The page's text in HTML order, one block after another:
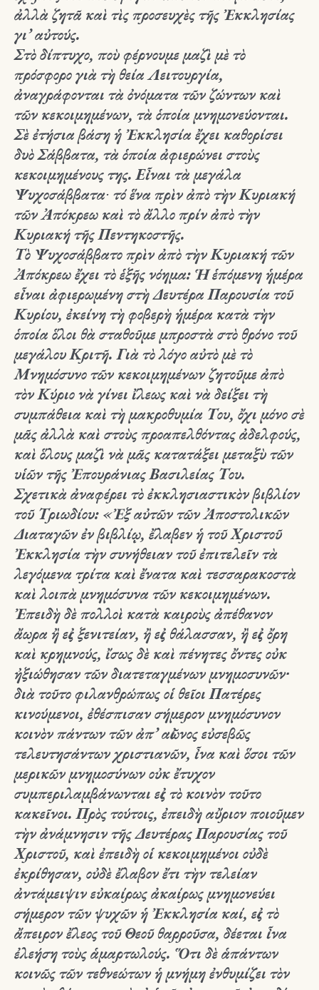
ἀλλὰ ζητᾶ καὶ τὶς προσευχὲς τῆς Ἐκκλησίας
γι’ αὐτούς.
Στὸ δίπτυχο, ποὺ φέρνουμε μαζὶ μὲ τὸ
πρόσφορο γιὰ τὴ θεία Λειτουργία,
ἀναγράφονται τὰ ὀνόματα τῶν ζώντων καὶ
τῶν κεκοιμημένων, τὰ ὁποία μνημονεύονται.
Σὲ ἐτήσια βάση ἡ Ἐκκλησία ἔχει καθορίσει
δυὸ Σάββατα, τὰ ὁποία ἀφιερώνει στοὺς
κεκοιμημένους της. Εἶναι τὰ μεγάλα
Ψυχοσάββατα∙ τό ἕνα πρὶν ἀπὸ τὴν Κυριακή
τῶν Ἀπόκρεω καὶ τὸ ἄλλο πρίν ἀπὸ τὴν
Κυριακή τῆς Πεντηκοστῆς.
Τὸ Ψυχοσάββατο πρὶν ἀπὸ τὴν Κυριακή τῶν
Ἀπόκρεω ἔχει τὸ ἑξῆς νόημα: Ἡ ἑπόμενη ἡμέρα
εἶναι ἀφιερωμένη στὴ Δευτέρα Παρουσία τοῦ
Κυρίου, ἐκείνη τὴ φοβερὴ ἡμέρα κατὰ τὴν
ὁποία ὅλοι θὰ σταθοῦμε μπροστὰ στὸ θρόνο τοῦ
μεγάλου Κριτῆ. Γιὰ τὸ λόγο αὐτὸ μὲ τὸ
Μνημόσυνο τῶν κεκοιμημένων ζητοῦμε ἀπὸ
τὸν Κύριο νὰ γίνει ἴλεως καὶ νὰ δείξει τὴ
συμπάθεια καὶ τὴ μακροθυμία Του, ὄχι μόνο σὲ
μᾶς ἀλλὰ καὶ στοὺς προαπελθόντας ἀδελφούς,
καὶ ὅλους μαζὶ νὰ μᾶς κατατάξει μεταξὺ τῶν
υἱῶν τῆς Ἐπουράνιας Βασιλείας Του.
Σχετικὰ ἀναφέρει τὸ ἐκκλησιαστικὸν βιβλίον
τοῦ Τριωδίου: «Ἐξ αὐτῶν τῶν Ἀποστολικῶν
Διαταγῶν ἐν βιβλίῳ, ἔλαβεν ἡ τοῦ Χριστοῦ
Ἐκκλησία τὴν συνήθειαν τοῦ ἐπιτελεῖν τὰ
λεγόμενα τρίτα καὶ ἔνατα καὶ τεσσαρακοστὰ
καὶ λοιπὰ μνημόσυνα τῶν κεκοιμημένων.
Ἐπειδὴ δὲ πολλοὶ κατὰ καιροὺς ἀπέθανον
ἄωρα ἢ εἰς ξενιτείαν, ἢ εἰς θάλασσαν, ἢ εἰς ὄρη
καὶ κρημνούς, ἴσως δὲ καὶ πένητες ὄντες οὐκ
ἠξιώθησαν τῶν διατεταγμένων μνημοσυνῶν∙
διὰ τοῦτο φιλανθρώπως οἱ θεῖοι Πατέρες
κινούμενοι, ἐθέσπισαν σήμερον μνημόσυνον
κοινὸν πάντων τῶν ἀπ’ αἰῶνος εὐσεβῶς
τελευτησάντων χριστιανῶν, ἶνα καὶ ὅσοι τῶν
μερικῶν μνημοσύνων οὐκ ἔτυχον
συμπεριλαμβάνωνται εἰς τὸ κοινὸν τοῦτο
κακεῖνοι. Πρὸς τούτοις, ἐπειδὴ αὔριον ποιοῦμεν
τὴν ἀνάμνησιν τῆς Δευτέρας Παρουσίας τοῦ
Χριστοῦ, καὶ ἐπειδὴ οἱ κεκοιμημένοι οὐδὲ
ἐκρίθησαν, οὐδὲ ἔλαβον ἔτι τὴν τελείαν
ἀντάμειψιν εὐκαίρως ἀκαίρως μνημονεύει
σήμερον τῶν ψυχῶν ἡ Ἐκκλησία καί, εἰς τὸ
ἄπειρον ἔλεος τοῦ Θεοῦ θαρροῦσα, δέεται ἶνα
ἐλεήση τοὺς ἁμαρτωλούς. Ὅτι δὲ ἁπάντων
κοινῶς τῶν τεθνεώτων ἡ μνήμη ἐνθυμίζει τὸν